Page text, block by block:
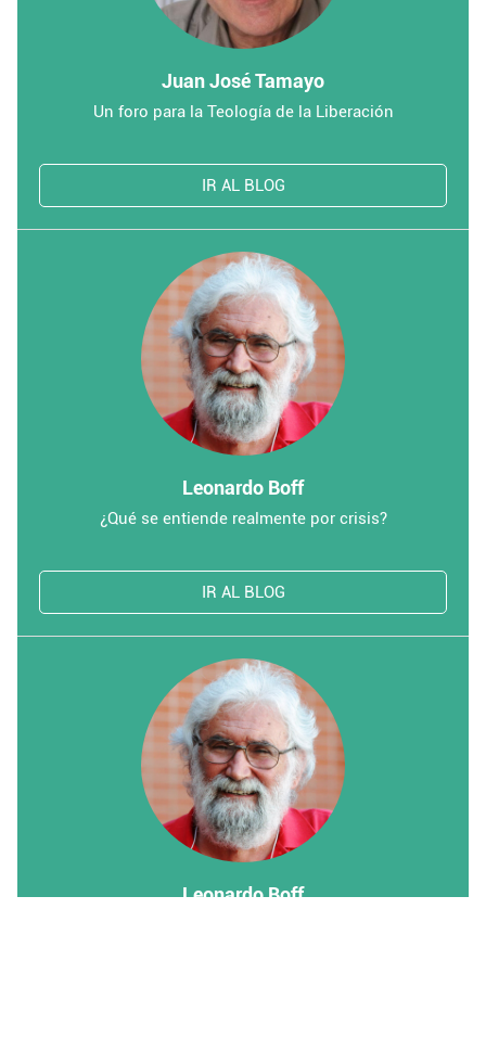
Juan José Tamayo
Un foro para la Teología de la Liberación
IR AL BLOG
Leonardo Boff
¿Qué se entiende realmente por crisis?
IR AL BLOG
Leonardo Boff